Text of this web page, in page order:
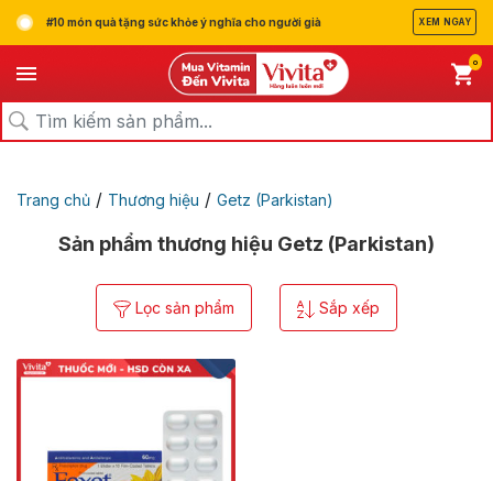
#10 món quà tặng sức khỏe ý nghĩa cho người già XEM NGAY
0
Trang chủ / Thương hiệu / Getz (Parkistan)
Sản phẩm thương hiệu Getz (Parkistan)
Lọc sản phẩm Sắp xếp